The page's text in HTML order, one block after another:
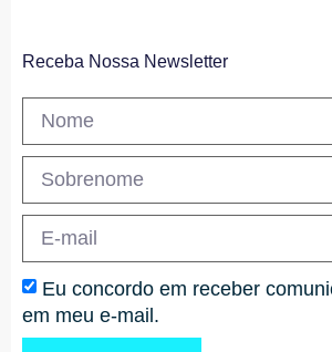
Receba Nossa Newsletter
Eu concordo em receber
em meu e-mail.